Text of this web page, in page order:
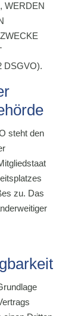
WERDEN
DSGVO).
steht den
zu. Das